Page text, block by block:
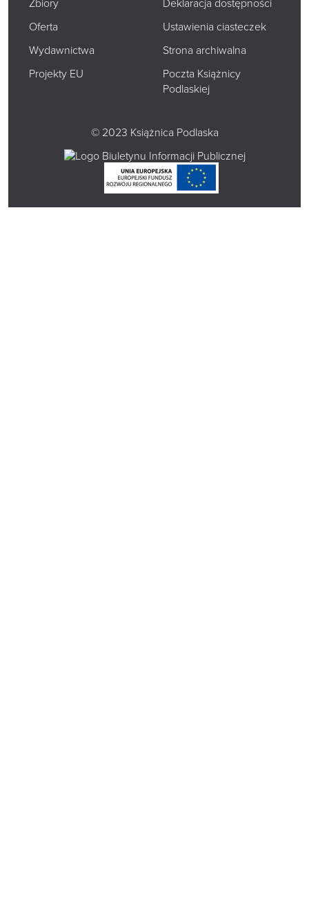
Oferta
Wydawnictwa
Projekty EU
Ustawienia ciasteczek
Strona archiwalna
Poczta Książnicy
Podlaskiej
© 2023 Książnica Podlaska